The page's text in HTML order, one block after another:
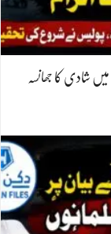
شادی کا جھانسہ